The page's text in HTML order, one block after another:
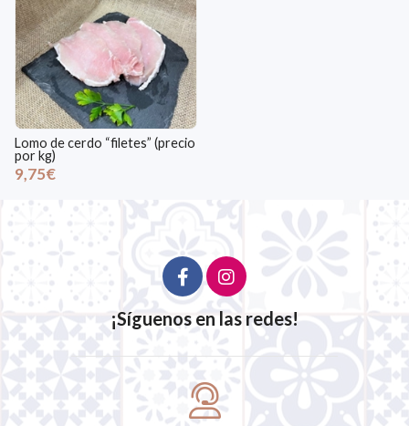
Lomo de cerdo “filetes” (precio
por kg)
9,75€
¡Síguenos en las redes!